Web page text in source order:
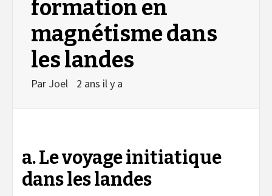
formation en
magnétisme dans
les landes
Par Joel 2 ans il y a
a. Le voyage initiatique
dans les landes